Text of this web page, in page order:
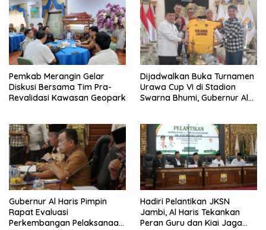
Pemkab Merangin Gelar
Diskusi Bersama Tim Pra-
Revalidasi Kawasan Geopark
Dijadwalkan Buka Turnamen
Urawa Cup VI di Stadion
Swarna Bhumi, Gubernur Al
Gubernur Al Haris Pimpin
Rapat Evaluasi
Perkembangan Pelaksanaan
Hadiri Pelantikan JKSN
Jambi, Al Haris Tekankan
Peran Guru dan Kiai Jaga